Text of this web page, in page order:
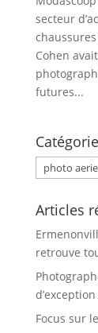
secteur
Cohen
futures...
Catégories
Articles
retrouve
Focus sur